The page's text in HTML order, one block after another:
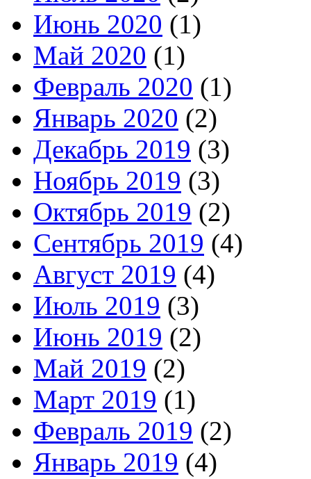
Июнь 2020 (1)
Май 2020 (1)
Февраль 2020 (1)
Январь 2020 (2)
Декабрь 2019 (3)
Ноябрь 2019 (3)
Октябрь 2019 (2)
Сентябрь 2019 (4)
Август 2019 (4)
Июль 2019 (3)
Июнь 2019 (2)
Май 2019 (2)
Март 2019 (1)
Февраль 2019 (2)
Январь 2019 (4)